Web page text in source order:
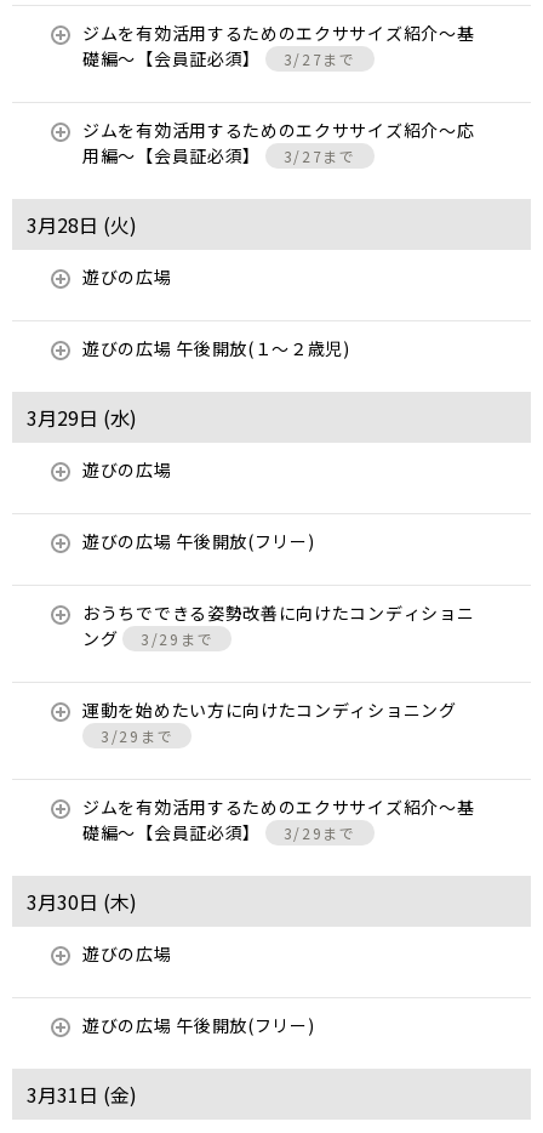
ジムを有効活用するためのエクササイズ紹介〜基
礎編〜【会員証必須】
3/27まで
ジムを有効活用するためのエクササイズ紹介〜応
用編〜【会員証必須】
3/27まで
3月28日 (火)
遊びの広場
遊びの広場 午後開放(１～２歳児)
3月29日 (水)
遊びの広場
遊びの広場 午後開放(フリー)
おうちでできる姿勢改善に向けたコンディショニ
ング
3/29まで
運動を始めたい方に向けたコンディショニング
3/29まで
ジムを有効活用するためのエクササイズ紹介〜基
礎編〜【会員証必須】
3/29まで
3月30日 (木)
遊びの広場
遊びの広場 午後開放(フリー)
3月31日 (金)